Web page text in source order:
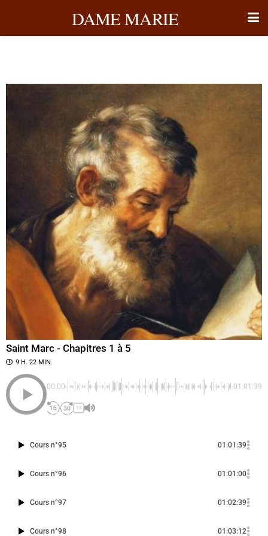
DAME MARIE
Saint Marc - Chapitres 1 à 5
9 H. 22 MIN.
00:00 -01:01:39
1X
Cours n°95 01:01:39
Cours n°96 01:01:00
Cours n°97 01:02:39
Cours n°98 01:03:12